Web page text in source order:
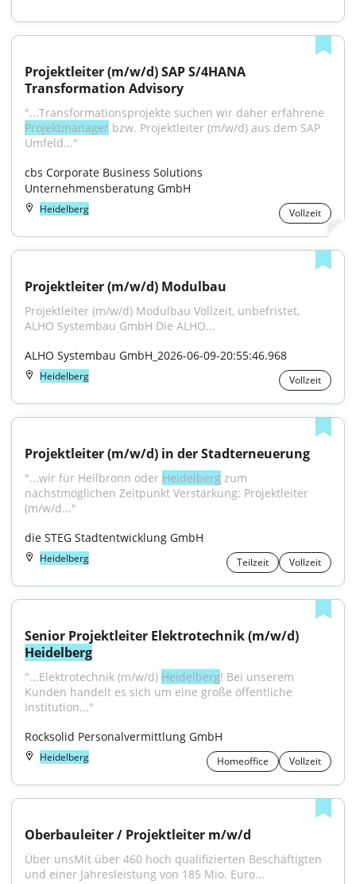
Projektleiter (m/w/d) SAP S/4HANA
Transformation Advisory
Projektmanager bzw. Projektleiter (m/w/d) aus dem SAP
Umfeld..."
cbs Corporate Business Solutions
Unternehmensberatung GmbH
Heidelberg Vollzeit
Projektleiter (m/w/d) Modulbau
Projektleiter (m/w/d) Modulbau Vollzeit, unbefristet,
ALHO Systembau GmbH Die ALHO...
ALHO Systembau GmbH_2026-06-09-20:55:46.968
Heidelberg Vollzeit
Projektleiter (m/w/d) in der Stadterneuerung
"...wir für Heilbronn oder Heidelberg zum
nächstmöglichen Zeitpunkt Verstärkung: Projektleiter
(m/w/d..."
die STEG Stadtentwicklung GmbH
Heidelberg Teilzeit Vollzeit
Heidelberg
"...Elektrotechnik (m/w/d) Heidelberg! Bei unserem
Kunden handelt es sich um eine große öffentliche
Institution..."
Rocksolid Personalvermittlung GmbH
Heidelberg Homeoffice Vollzeit
Oberbauleiter / Projektleiter m/w/d
Über unsMit über 460 hoch qualifizierten Beschäftigten
und einer Jahresleistung von 185 Mio. Euro...